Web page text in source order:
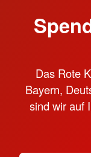
Das Rote
Bayern,
sind wir auf